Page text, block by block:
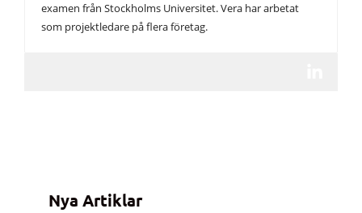
examen från Stockholms Universitet. Vera har arbetat
som projektledare på flera företag.
Nya Artiklar